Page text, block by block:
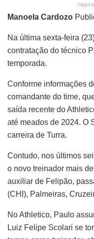
Manoela Cardozo
Na última sexta-feira
contratação do técnico
temporada.
Conforme informações
comandante do time,
saída recente do
até meados de 2024. O
carreira de Turra.
Contudo, nos últimos
o novo treinador mais
auxiliar de Felipão,
(CHI), Palmeiras,
No Athletico, Paulo
Luiz Felipe Scolari se